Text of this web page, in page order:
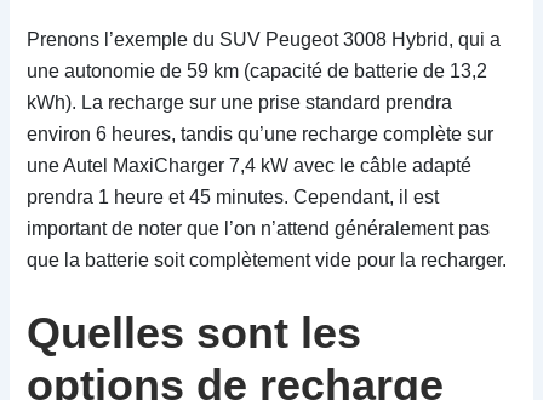
Prenons l’exemple du SUV Peugeot 3008 Hybrid, qui a
une autonomie de 59 km (capacité de batterie de 13,2
kWh). La recharge sur une prise standard prendra
environ 6 heures, tandis qu’une recharge complète sur
une Autel MaxiCharger 7,4 kW avec le câble adapté
prendra 1 heure et 45 minutes. Cependant, il est
important de noter que l’on n’attend généralement pas
que la batterie soit complètement vide pour la recharger.
Quelles sont les
options de recharge